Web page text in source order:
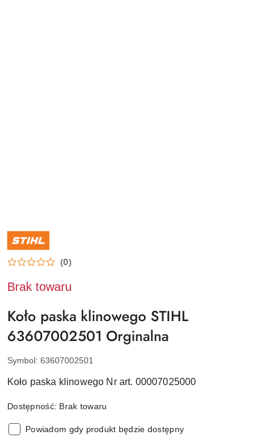
NAZWA
PRODUCENTA:
STIHL
(0)
Brak towaru
Koło paska klinowego STIHL
63607002501 Orginalna
Symbol: 63607002501
Koło paska klinowego Nr art. 00007025000
Dostępność: Brak towaru
Powiadom gdy produkt będzie dostępny